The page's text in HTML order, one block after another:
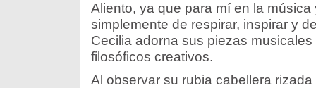
Aliento, ya que para mí en la música
simplemente de respirar, inspirar y
Cecilia adorna sus piezas
filosóficos creativos.
Al observar su rubia cabellera